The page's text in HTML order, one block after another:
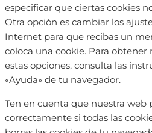
especificar que ciertas cookies
Otra opción es cambiar los
Internet para que recibas un
coloca una cookie. Para
estas opciones, consulta las
«Ayuda» de tu navegador.
Ten en cuenta que nuestra web
correctamente si todas las